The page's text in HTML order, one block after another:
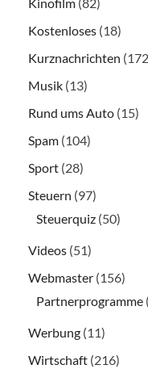
Kostenloses (18)
Kurznachrichten
Musik (13)
Rund ums Auto (15)
Spam (104)
Sport (28)
Steuern (97)
Steuerquiz (50)
Videos (51)
Webmaster (156)
Partnerprogramme
Werbung (11)
Wirtschaft (216)